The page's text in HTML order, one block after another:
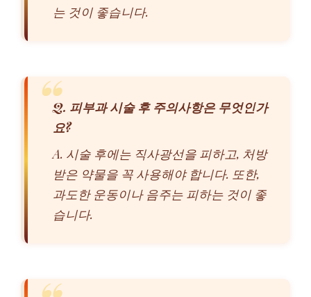
는 것이 좋습니다.
Q. 피부과 시술 후 주의사항은 무엇인가
요?
A. 시술 후에는 직사광선을 피하고, 처방
받은 약물을 꼭 사용해야 합니다. 또한,
과도한 운동이나 음주는 피하는 것이 좋
습니다.